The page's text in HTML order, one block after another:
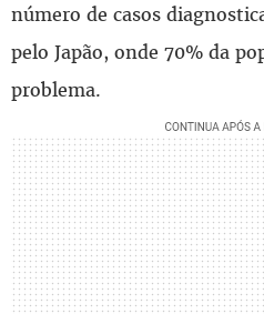
número de casos
pelo Japão, onde 70% da
problema.